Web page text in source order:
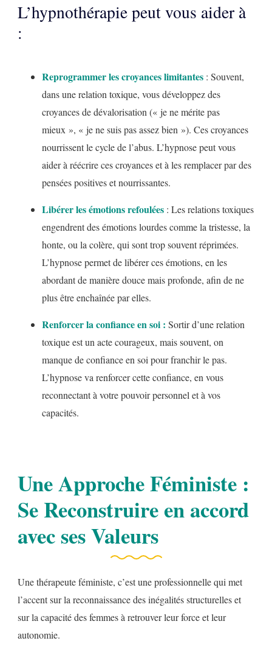
L’hypnothérapie peut vous aider à
:
Reprogrammer les croyances limitantes : Souvent,
dans une relation toxique, vous développez des
croyances de dévalorisation (« je ne mérite pas
mieux », « je ne suis pas assez bien »). Ces croyances
nourrissent le cycle de l’abus. L’hypnose peut vous
aider à réécrire ces croyances et à les remplacer par des
pensées positives et nourrissantes.
Libérer les émotions refoulées : Les relations toxiques
engendrent des émotions lourdes comme la tristesse, la
honte, ou la colère, qui sont trop souvent réprimées.
L’hypnose permet de libérer ces émotions, en les
abordant de manière douce mais profonde, afin de ne
plus être enchaînée par elles.
Renforcer la confiance en soi : Sortir d’une relation
toxique est un acte courageux, mais souvent, on
manque de confiance en soi pour franchir le pas.
L’hypnose va renforcer cette confiance, en vous
reconnectant à votre pouvoir personnel et à vos
capacités.
Une Approche Féministe :
Se Reconstruire en accord
avec ses Valeurs
Une thérapeute féministe, c’est une professionnelle qui met
l’accent sur la reconnaissance des inégalités structurelles et
sur la capacité des femmes à retrouver leur force et leur
autonomie.